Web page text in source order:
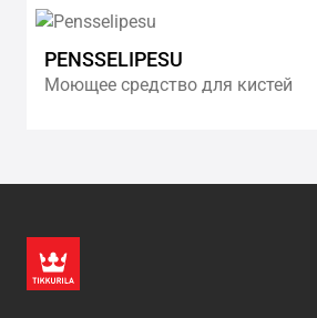
PENSSELIPESU
Моющее средство для кистей